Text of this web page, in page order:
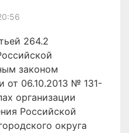
264.2
законом
от 06.10.2013 № 131-
организации
Российской
округа